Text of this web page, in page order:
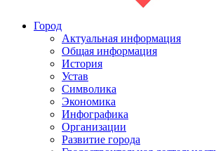
Город
Актуальная информация
Общая информация
История
Устав
Символика
Экономика
Инфографика
Организации
Развитие города